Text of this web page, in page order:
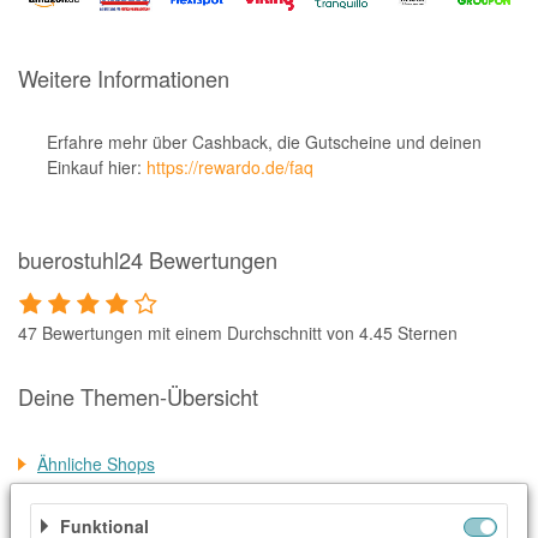
apodiscounter
OTTO Office
Udemy
Pets Deli
SNIPES
Click & Boat
XXXLutz
Weitere Informationen
Erfahre mehr über Cashback, die Gutscheine und deinen
Einkauf hier: https://rewardo.de/faq
buerostuhl24 Bewertungen
47 Bewertungen mit einem Durchschnitt von 4.45 Sternen
Deine Themen-Übersicht
Ähnliche Shops
Weitere Informationen
Funktional